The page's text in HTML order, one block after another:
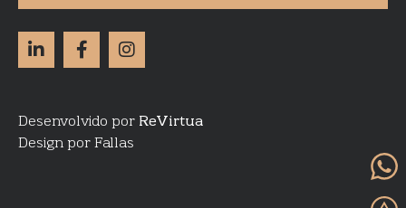
Desenvolvido por ReVirtua
Design por Fallas